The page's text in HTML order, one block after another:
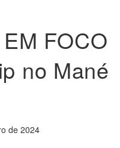
FOCO
no Mané
de 2024